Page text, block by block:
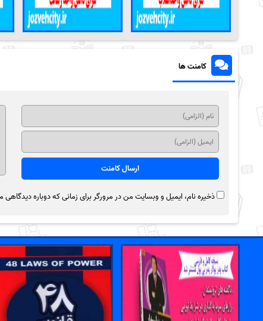
کامنت ها
ذخیره نام، ایمیل و وبسایت من در مرورگر برای زمانی که دوباره